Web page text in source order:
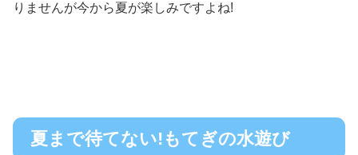
りませんが今から夏が楽しみですよね!
夏まで待てない!もてぎの水遊び